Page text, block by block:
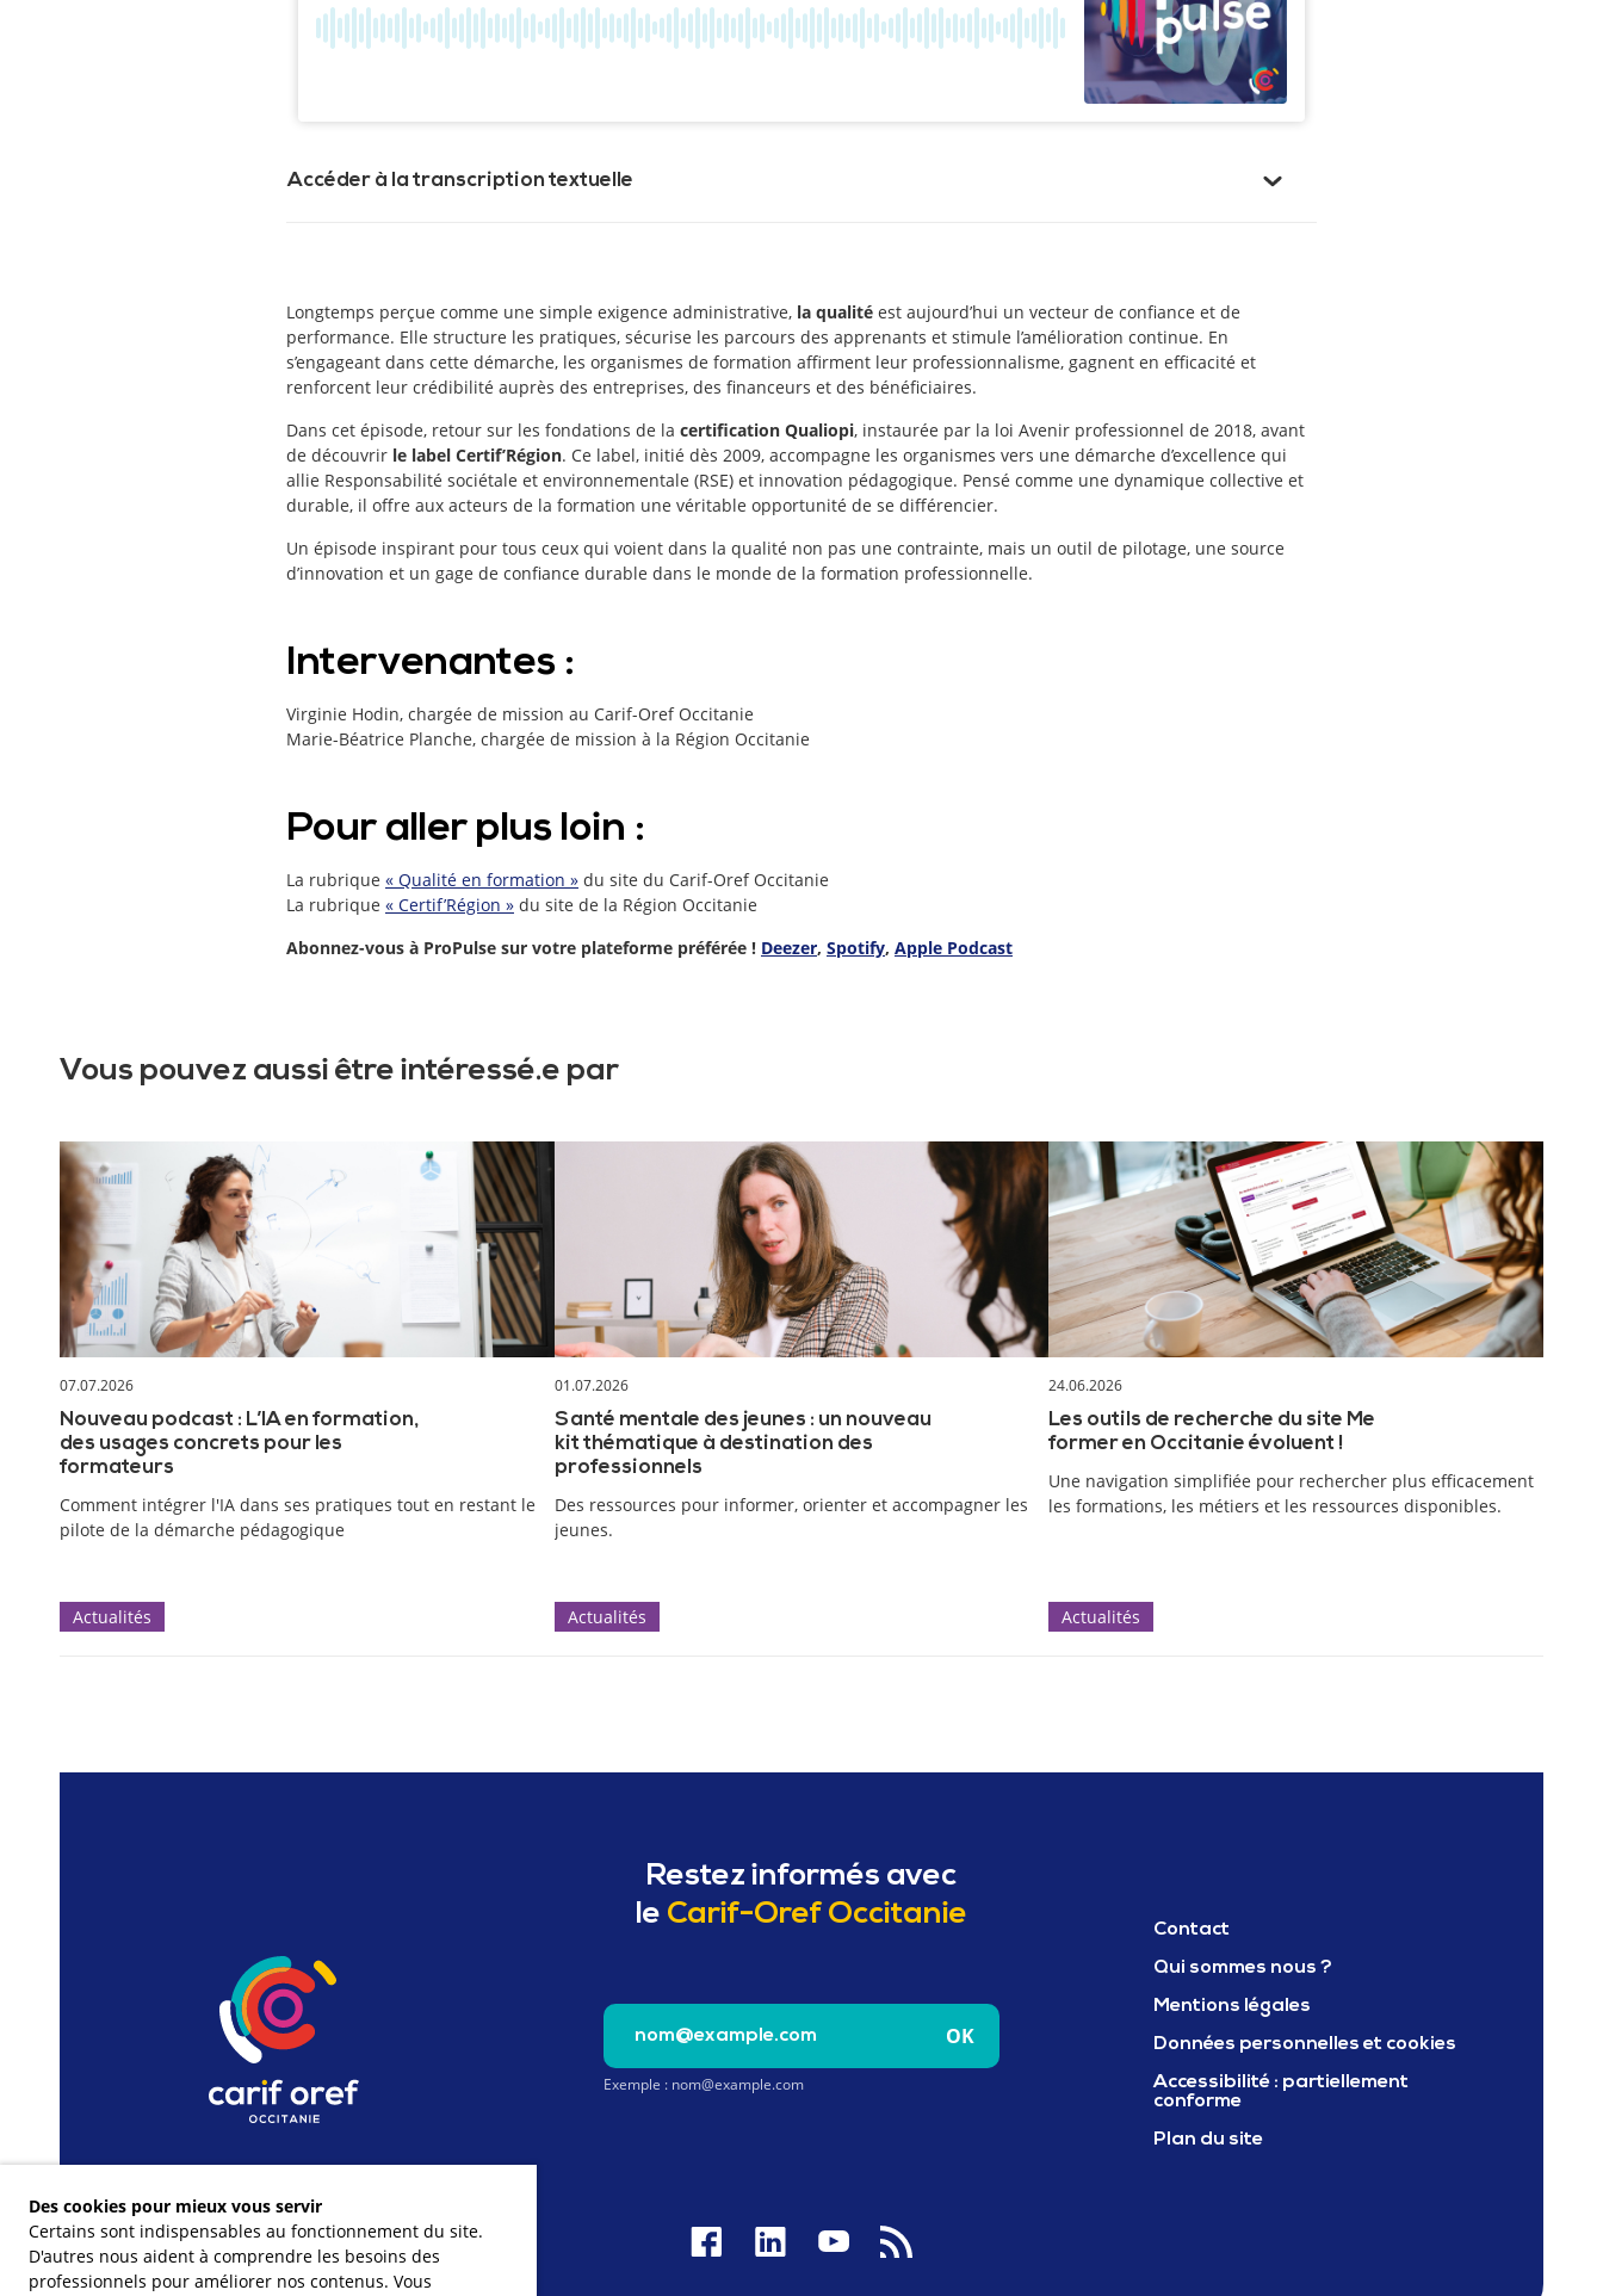
Accéder à la transcription textuelle
Longtemps perçue comme une simple exigence administrative, la qualité est aujourd’hui un vecteur de confiance et de
performance. Elle structure les pratiques, sécurise les parcours des apprenants et stimule l’amélioration continue. En
s’engageant dans cette démarche, les organismes de formation affirment leur professionnalisme, gagnent en efficacité et
renforcent leur crédibilité auprès des entreprises, des financeurs et des bénéficiaires.
Dans cet épisode, retour sur les fondations de la certification Qualiopi, instaurée par la loi Avenir professionnel de 2018, avant
de découvrir le label Certif’Région. Ce label, initié dès 2009, accompagne les organismes vers une démarche d’excellence qui
allie Responsabilité sociétale et environnementale (RSE) et innovation pédagogique. Pensé comme une dynamique collective et
durable, il offre aux acteurs de la formation une véritable opportunité de se différencier.
Un épisode inspirant pour tous ceux qui voient dans la qualité non pas une contrainte, mais un outil de pilotage, une source
d’innovation et un gage de confiance durable dans le monde de la formation professionnelle.
Intervenantes :
Virginie Hodin, chargée de mission au Carif-Oref Occitanie
Marie-Béatrice Planche, chargée de mission à la Région Occitanie
Pour aller plus loin :
La rubrique « Qualité en formation » du site du Carif-Oref Occitanie
La rubrique « Certif’Région » du site de la Région Occitanie
Abonnez-vous à ProPulse sur votre plateforme préférée ! Deezer, Spotify, Apple Podcast
Vous pouvez aussi être intéressé.e par
07.07.2026
Nouveau podcast : L’IA en formation,
des usages concrets pour les
formateurs
Comment intégrer l'IA dans ses pratiques tout en restant le
pilote de la démarche pédagogique
Actualités
01.07.2026
Santé mentale des jeunes : un nouveau
kit thématique à destination des
professionnels
Des ressources pour informer, orienter et accompagner les
jeunes.
Actualités
24.06.2026
Les outils de recherche du site Me
former en Occitanie évoluent !
Une navigation simplifiée pour rechercher plus efficacement
les formations, les métiers et les ressources disponibles.
Actualités
Restez informés avec
le Carif-Oref Occitanie
Saisissez votre e-mail pour vous inscrire à la newsletter Carif oref occitanie
Exemple : nom@example.com
OK
Contact
Qui sommes nous ?
Mentions légales
Données personnelles et cookies
Accessibilité : partiellement
conforme
Plan du site
Des cookies pour mieux vous servir
Certains sont indispensables au fonctionnement du site.
D'autres nous aident à comprendre les besoins des
professionnels pour améliorer nos contenus. Vous